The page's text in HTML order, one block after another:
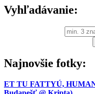
Vyhľadávanie:
Najnovšie fotky:
ET TU FATTYÚ,